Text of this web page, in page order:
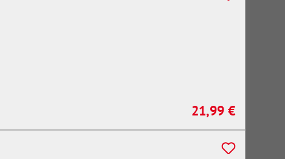
Regulärer Preis:
21,99 €